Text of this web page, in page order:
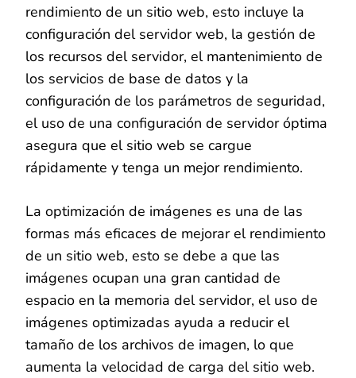
rendimiento de un sitio web, esto incluye la
configuración del servidor web, la gestión de
los recursos del servidor, el mantenimiento de
los servicios de base de datos y la
configuración de los parámetros de seguridad,
el uso de una configuración de servidor óptima
asegura que el sitio web se cargue
rápidamente y tenga un mejor rendimiento.
La optimización de imágenes es una de las
formas más eficaces de mejorar el rendimiento
de un sitio web, esto se debe a que las
imágenes ocupan una gran cantidad de
espacio en la memoria del servidor, el uso de
imágenes optimizadas ayuda a reducir el
tamaño de los archivos de imagen, lo que
aumenta la velocidad de carga del sitio web.